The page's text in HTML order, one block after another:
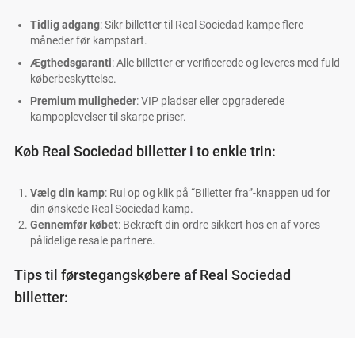
Tidlig adgang: Sikr billetter til Real Sociedad kampe flere
måneder før kampstart.
Ægthedsgaranti: Alle billetter er verificerede og leveres med fuld
køberbeskyttelse.
Premium muligheder: VIP pladser eller opgraderede
kampoplevelser til skarpe priser.
Køb Real Sociedad billetter i to enkle trin:
Vælg din kamp: Rul op og klik på “Billetter fra”-knappen ud for
din ønskede Real Sociedad kamp.
Gennemfør købet: Bekræft din ordre sikkert hos en af vores
pålidelige resale partnere.
Tips til førstegangskøbere af Real Sociedad
billetter: